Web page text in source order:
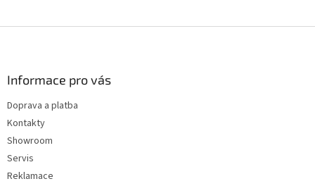
c
Informace pro vás
Doprava a platba
Kontakty
Showroom
Servis
Reklamace